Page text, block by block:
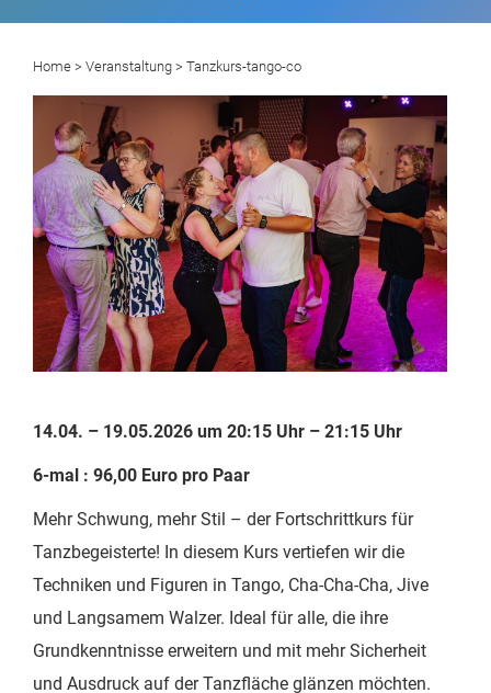
Home > Veranstaltung > Tanzkurs-tango-co
14.04. – 19.05.2026 um 20:15 Uhr – 21:15 Uhr
6-mal : 96,00 Euro pro Paar
Mehr Schwung, mehr Stil – der Fortschrittkurs für
Tanzbegeisterte! In diesem Kurs vertiefen wir die
Techniken und Figuren in Tango, Cha-Cha-Cha, Jive
und Langsamem Walzer. Ideal für alle, die ihre
Grundkenntnisse erweitern und mit mehr Sicherheit
und Ausdruck auf der Tanzfläche glänzen möchten.